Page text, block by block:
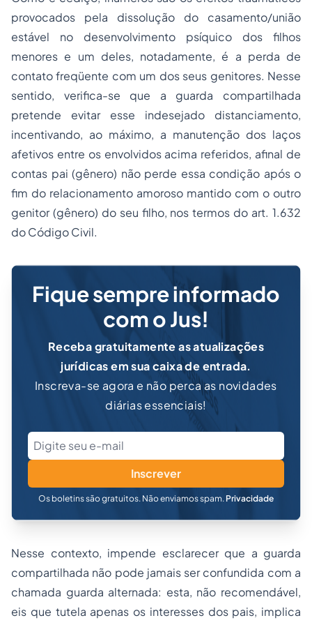
provocados pela dissolução do casamento/união
estável no desenvolvimento psíquico dos filhos
menores e um deles, notadamente, é a perda de
contato freqüente com um dos seus genitores. Nesse
sentido, verifica-se que a guarda compartilhada
pretende evitar esse indesejado distanciamento,
incentivando, ao máximo, a manutenção dos laços
afetivos entre os envolvidos acima referidos, afinal de
contas pai (gênero) não perde essa condição após o
fim do relacionamento amoroso mantido com o outro
genitor (gênero) do seu filho, nos termos do art. 1.632
do Código Civil.
Fique sempre informado
com o Jus!
Receba gratuitamente as atualizações
jurídicas em sua caixa de entrada.
Inscreva-se agora e não perca as novidades
diárias essenciais!
Inscrever
Os boletins são gratuitos. Não enviamos spam. Privacidade
Nesse contexto, impende esclarecer que a guarda
compartilhada não pode jamais ser confundida com a
chamada guarda alternada: esta, não recomendável,
eis que tutela apenas os interesses dos pais, implica